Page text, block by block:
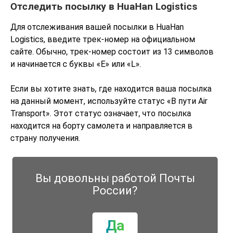
Отследить посылку в HuaHan Logistics
Для отслеживания вашей посылки в HuaHan
Logistics, введите трек-номер на официальном
сайте. Обычно, трек-номер состоит из 13 символов
и начинается с буквы «E» или «L».
Если вы хотите знать, где находится ваша посылка
на данный момент, используйте статус «В пути Air
Transport». Этот статус означает, что посылка
находится на борту самолета и направляется в
страну получения.
Вы довольны работой Почты
России?
Да